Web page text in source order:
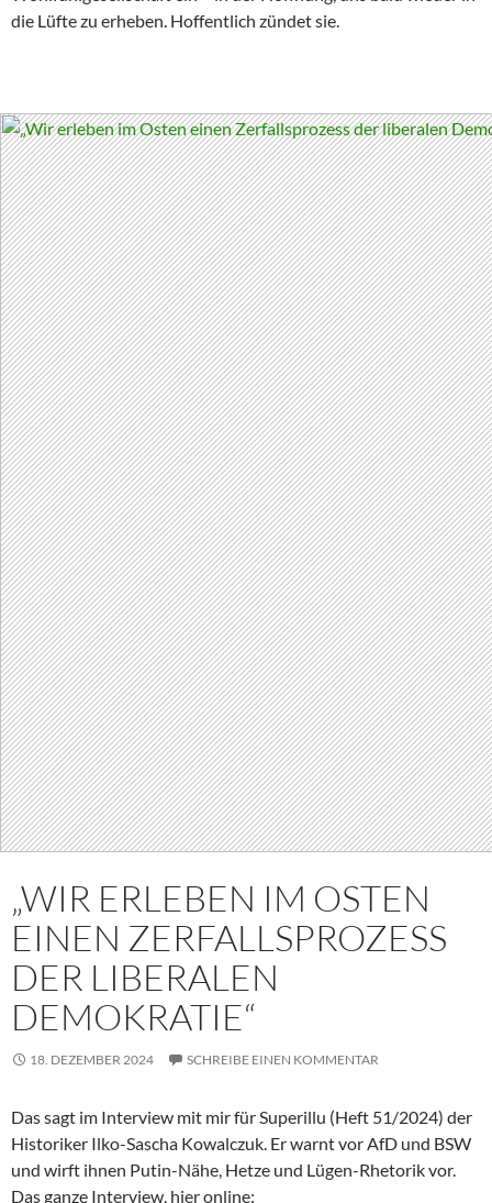
die Lüfte zu erheben. Hoffentlich zündet sie.
„WIR ERLEBEN IM OSTEN
EINEN ZERFALLSPROZESS
DER LIBERALEN
DEMOKRATIE“
18. DEZEMBER 2024 SCHREIBE EINEN KOMMENTAR
Das sagt im Interview mit mir für Superillu (Heft 51/2024) der
Historiker Ilko-Sascha Kowalczuk. Er warnt vor AfD und BSW
und wirft ihnen Putin-Nähe, Hetze und Lügen-Rhetorik vor.
Das ganze Interview, hier online: